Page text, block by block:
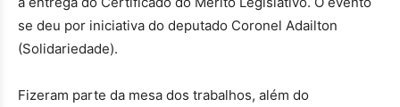
se deu por iniciativa do deputado Coronel Adailton
(Solidariedade).
Fizeram parte da mesa dos trabalhos, além do